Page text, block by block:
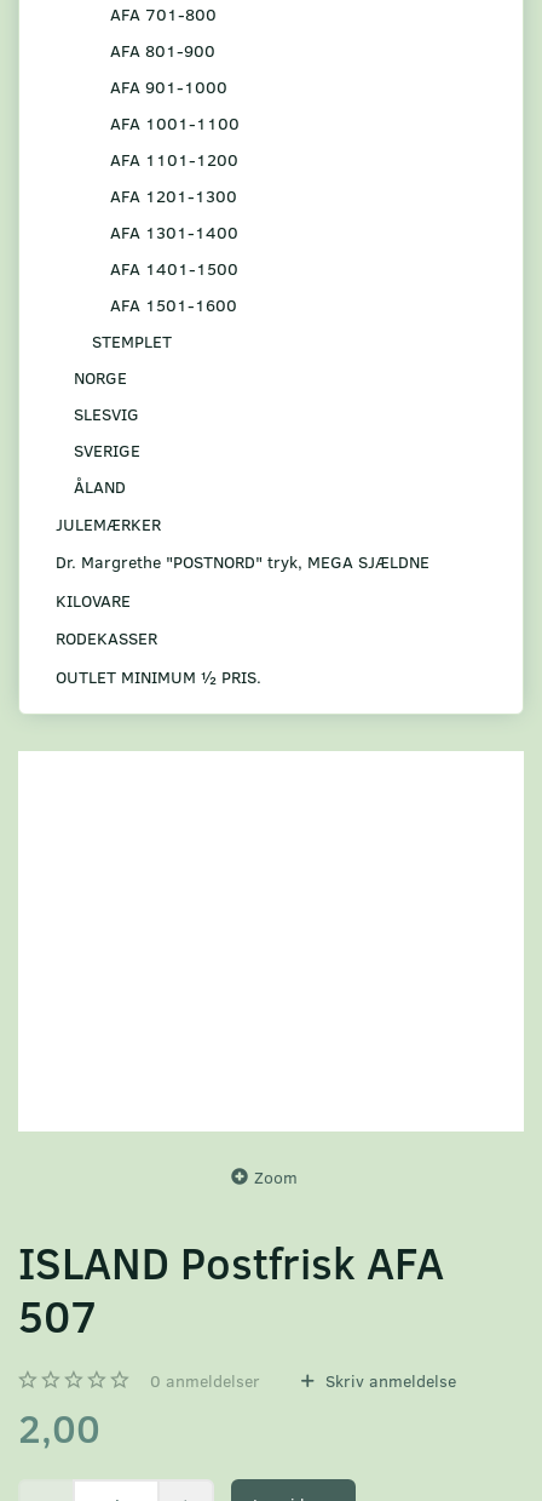
AFA 701-800
AFA 801-900
AFA 901-1000
AFA 1001-1100
AFA 1101-1200
AFA 1201-1300
AFA 1301-1400
AFA 1401-1500
AFA 1501-1600
STEMPLET
NORGE
SLESVIG
SVERIGE
ÅLAND
JULEMÆRKER
Dr. Margrethe "POSTNORD" tryk, MEGA SJÆLDNE
KILOVARE
RODEKASSER
OUTLET MINIMUM ½ PRIS.
Zoom
ISLAND Postfrisk AFA
507
0 anmeldelser Skriv anmeldelse
2,00